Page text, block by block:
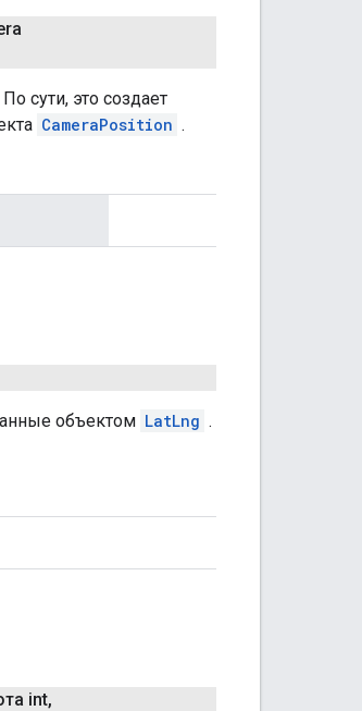
По сути, это создает
CameraPosition .
объектом LatLng .
int,